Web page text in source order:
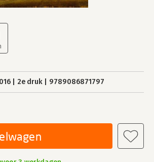
2e druk 9789086871797